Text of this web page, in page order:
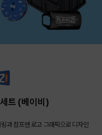
트 (베이비)
과 점프맨 로고 그래픽으로 디자인